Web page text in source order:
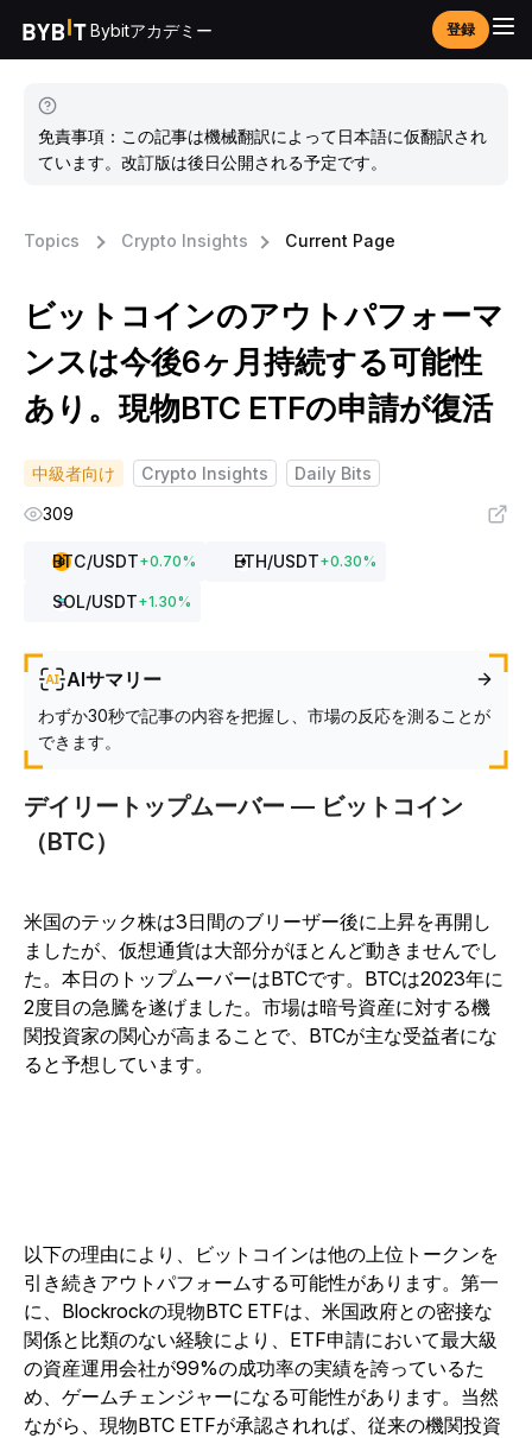
Bybitアカデミー 登録
免責事項：この記事は機械翻訳によって日本語に仮翻訳され
ています。改訂版は後日公開される予定です。
Topics Crypto Insights Current Page
ビットコインのアウトパフォーマ
ンスは今後6ヶ月持続する可能性
あり。現物BTC ETFの申請が復活
中級者向け Crypto Insights
Daily Bits
309
BTC/USDT+0.70% ETH/USDT+0.30%
SOL/USDT+1.30%
AIサマリー
わずか30秒で記事の内容を把握し、市場の反応を測ることが
できます。
デイリートップムーバー — ビットコイン
（BTC）
米国のテック株は3日間のブリーザー後に上昇を再開し
ましたが、仮想通貨は大部分がほとんど動きませんでし
た。本日のトップムーバーはBTCです。BTCは2023年に
2度目の急騰を遂げました。市場は暗号資産に対する機
関投資家の関心が高まることで、BTCが主な受益者にな
ると予想しています。
以下の理由により、ビットコインは他の上位トークンを
引き続きアウトパフォームする可能性があります。第一
に、Blockrockの現物BTC ETFは、米国政府との密接な
関係と比類のない経験により、ETF申請において最大級
の資産運用会社が99%の成功率の実績を誇っているた
め、ゲームチェンジャーになる可能性があります。当然
ながら、現物BTC ETFが承認されれば、従来の機関投資